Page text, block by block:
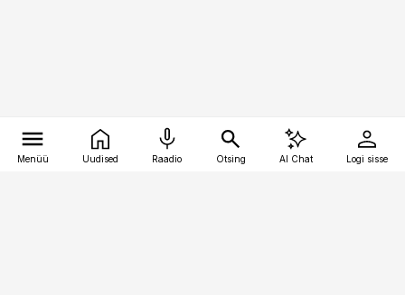
Menüü Uudised Raadio Otsing AI Chat Logi sisse